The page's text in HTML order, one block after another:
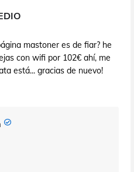
mastoner es de fiar? he
con wifi por 102€ ahí, me
está... gracias de nuevo!